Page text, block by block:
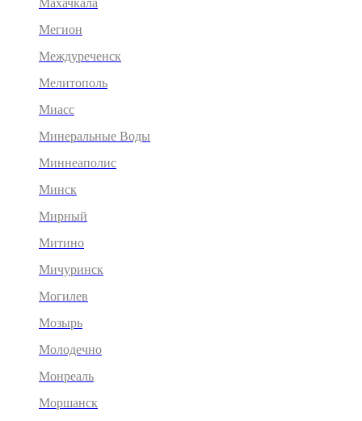
Махачкала
Мегион
Междуреченск
Мелитополь
Миасс
Минеральные Воды
Миннеаполис
Минск
Мирный
Митино
Мичуринск
Могилев
Мозырь
Молодечно
Монреаль
Моршанск